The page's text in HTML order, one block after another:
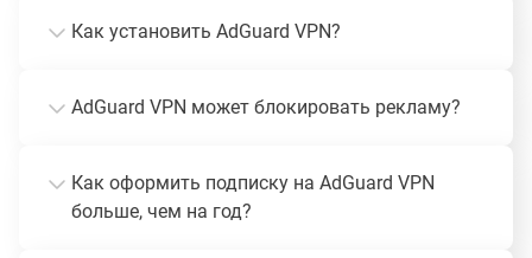
Как установить AdGuard VPN?
AdGuard VPN может блокировать рекламу?
Как оформить подписку на AdGuard VPN
больше, чем на год?